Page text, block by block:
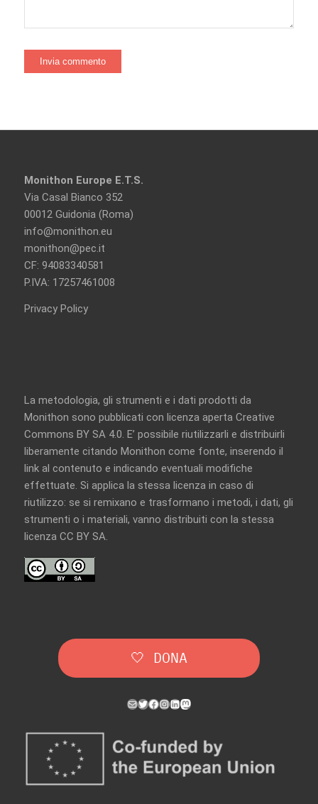
Monithon Europe E.T.S.
Via Casal Bianco 352
00012 Guidonia (Roma)
info@monithon.eu
monithon@pec.it
CF: 94083340581
P.IVA: 17257461008
Privacy Policy
La metodologia, gli strumenti e i dati prodotti da
Monithon sono pubblicati con licenza aperta Creative
Commons BY SA 4.0. E’ possibile riutilizzarli e distribuirli
liberamente citando Monithon come fonte, inserendo il
link al contenuto e indicando eventuali modifiche
effettuate. Si applica la stessa licenza in caso di
riutilizzo: se si remixano e trasformano i metodi, i dati, gli
strumenti o i materiali, vanno distribuiti con la stessa
licenza CC BY SA.
🤍 DONA
MailTwitter
Facebook
Instagram
LinkedIn
Mastodon